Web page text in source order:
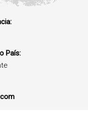
País: